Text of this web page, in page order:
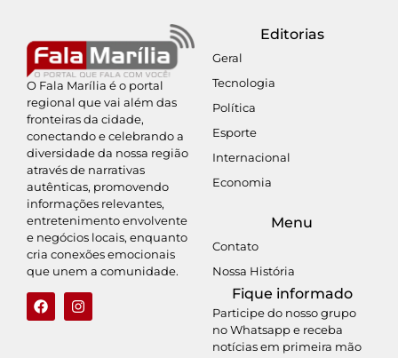
O Fala Marília é o portal
regional que vai além das
fronteiras da cidade,
conectando e celebrando a
diversidade da nossa região
através de narrativas
autênticas, promovendo
informações relevantes,
entretenimento envolvente
e negócios locais, enquanto
cria conexões emocionais
que unem a comunidade.
Editorias
Geral
Tecnologia
Política
Esporte
Internacional
Economia
Menu
Contato
Nossa História
Fique informado
Participe do nosso grupo
no Whatsapp e receba
notícias em primeira mão